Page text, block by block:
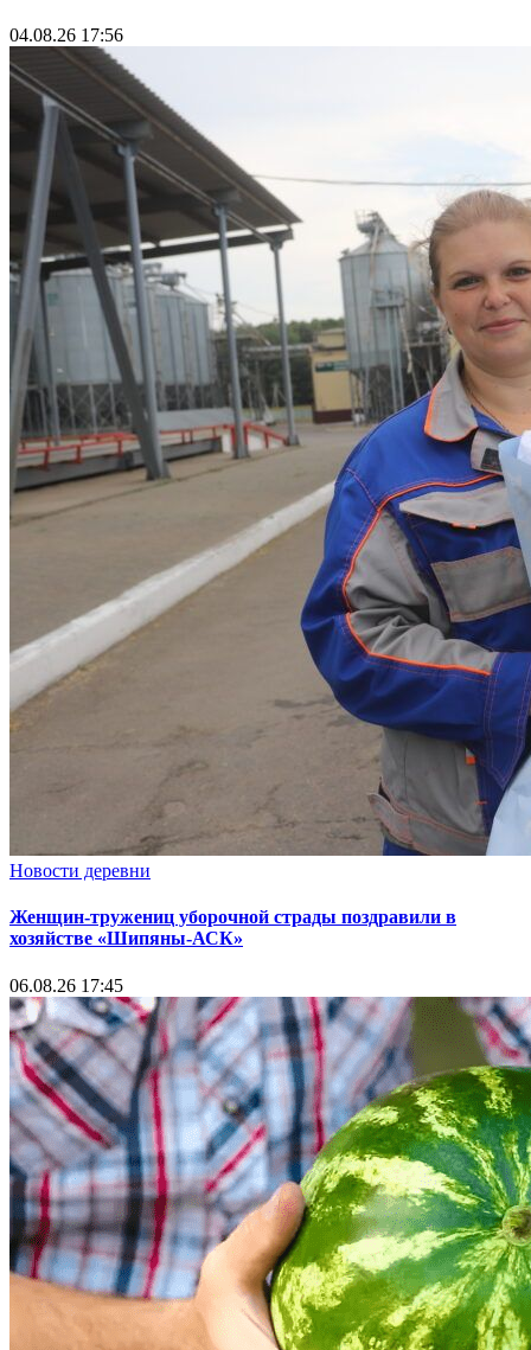
04.08.26 17:56
Новости деревни
Женщин-тружениц уборочной страды поздравили в
хозяйстве «Шипяны-АСК»
06.08.26 17:45